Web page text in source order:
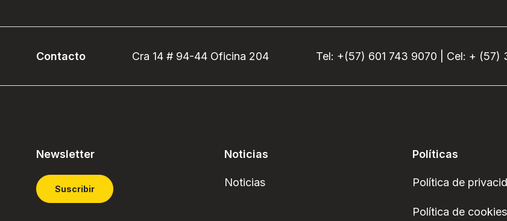
Contacto Cra 14 # 94-44 Oficina 204 Tel: +(57) 601 743 9070 | Cel: + (57)
Newsletter
Suscribir
Noticias
Noticias
Políticas
Política de
Política de cookies